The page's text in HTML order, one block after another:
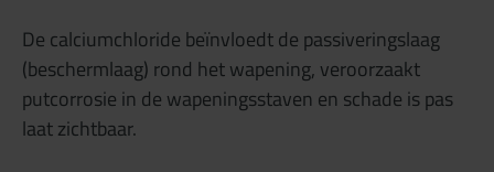
De calciumchloride beïnvloedt de passiveringslaag
(beschermlaag) rond het wapening, veroorzaakt
putcorrosie in de wapeningsstaven en schade is pas
laat zichtbaar.